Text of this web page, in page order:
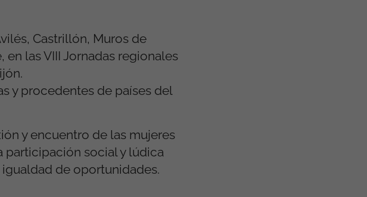
Castrillón, Muros de
en las VIII Jornadas regionales
y procedentes de países del
y encuentro de las mujeres
participación social y lúdica
de oportunidades.